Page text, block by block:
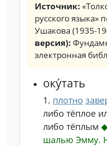
Источник:
русского языка»
Ушакова (1935-
версия):
электронная
оку́тать
1. плотно
либо тёплое
либо тёплым
шалью Эмму.